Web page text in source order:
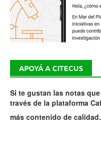
APOYÁ A CITECUS
Si te gustan las notas
través de la plataforma
más contenido de calidad.